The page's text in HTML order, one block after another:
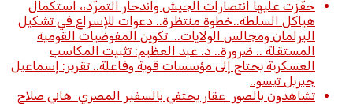
حفّزت عليها انتصارات الجيش واندحار التمرّد،، استكمال
هياكل السلطة..خطوة منتظرة.. دعوات للإسراع في تشكيل
البرلمان ومجالس الولايات.. تكوين المفوضيات القومية
المستقلة .. ضرورة.. د. عبد العظيم: تثبيت المكاسب
العسكرية يحتاج إلى مؤسسات قوية وفاعلة.. تقرير: إسماعيل
جبريل تيسو..
تشاهدون بالصور عقار يحتفي بالسفير المصري هاني صلاح